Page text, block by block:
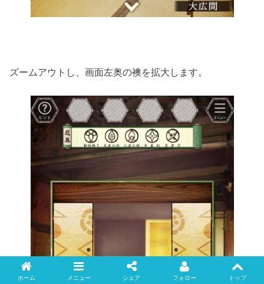
ズームアウトし、画面左奥の襖を拡大します。
ホーム メニュー シェア フォロー トップ
Twitter